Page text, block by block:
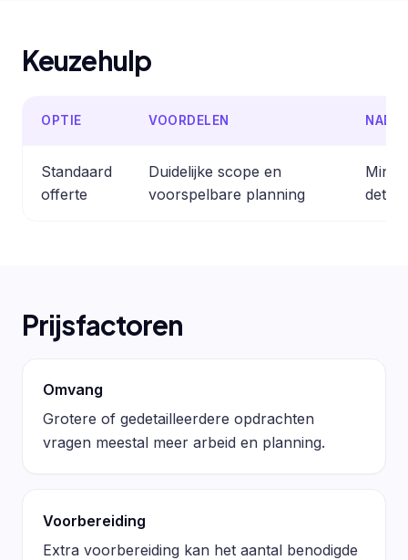
Keuzehulp
OPTIE VOORDELEN
Standaard
offerte
Duidelijke scope en
voorspelbare planning
Prijsfactoren
Omvang
Grotere of gedetailleerdere opdrachten
vragen meestal meer arbeid en planning.
Voorbereiding
Extra voorbereiding kan het aantal benodigde